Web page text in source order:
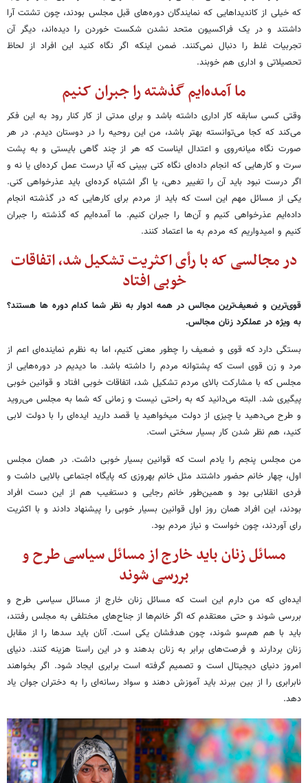
که خیلی از کاندیداهایی که نمایندگان دوره‌های قبل مجلس بودند، چون تشتت آرا
داشتند و در یک فراکسیون متحد نشدن شکست خوردن را دیده‌اند، دیگر آن
تجربیات غلط را دنبال نمی‌کنند. ضمن اینکه اگر نگاه کنید این افراد از لحاظ
تحصیلاتی و اداری هم خوبند.
ما آمده‌ایم گذشته را جبران کنیم
وقتی کسی سابقه کار اداری داشته باشد و برای مدتی از کار کنار رود به این فکر
می‌کند که کجا می‌توانسته بهتر باشد، من این روحیه را در دوستان دیدم. در هر
صورت نگاه میانه‌روی و اعتدال ایناست که هر از چند گاهی بایستی و به پشت
سرت و کارهایی که انجام داده‌ای نگاه کنی ببینی که آیا درست عمل کرده‌ای یا نه و
اگر درست نبود باید آن را تغییر دهی، یا اگر اشتباه کرده‌ای باید عذرخواهی کنی.
یکی از مسائل مهم این است که باید از مردم برای کارهایی که در گذشته انجام
داده‌ایم عذرخواهی کنیم و آن‌ها را جبران کنیم. ما آمده‌ایم که گذشته را جبران
کنیم و امیدواریم که مردم به ما اعتماد کنند.
در مجالسی که با رأی اکثریت تشکیل شد، اتفاقات
خوبی افتاد
قوی‌ترین و ضعیف‌ترین مجالس در همه ادوار به نظر شما کدام دوره ها هستند؟
به ویژه در عملکرد زنان مجالس.
بستگی دارد که قوی و ضعیف را چطور معنی کنیم، اما به نظرم نماینده‌ای اعم از
مرد و زن قوی است که پشتوانه مردم را داشته باشد. ما دیدیم در دوره‌هایی از
مجلس که با مشارکت بالای مردم تشکیل شد، اتفاقات خوبی افتاد و قوانین خوبی
پیگیری شد. البته می‌دانید که به راحتی نیست و زمانی که شما به مجلس می‌روید
و طرح می‌دهید یا چیزی از دولت میخواهید یا قصد دارید ایده‌ای را با دولت لابی
کنید، هم نظر شدن کار بسیار سختی است.
من مجلس پنجم را یادم است که قوانین بسیار خوبی داشت. در همان مجلس
اول، چهار خانم حضور داشتند مثل خانم بهروزی که پایگاه اجتماعی بالایی داشت و
فردی انقلابی بود و همین‌طور خانم رجایی و دستغیب هم از این دست افراد
بودند، این افراد همان روز اول قوانین بسیار خوبی را پیشنهاد دادند و با اکثریت
رای آوردند، چون خواست و نیاز مردم بود.
مسائل زنان باید خارج از مسائل سیاسی طرح و
بررسی شوند
ایده‌ای که من دارم این است که مسائل زنان خارج از مسائل سیاسی طرح و
بررسی شوند و حتی معتقدم که اگر خانم‌ها از جناح‌های مختلفی به مجلس رفتند،
باید با هم هم‌سو شوند، چون هدفشان یکی است. آنان باید سدها را از مقابل
زنان بردارند و فرصت‌های برابر به زنان بدهند و در این راستا هزینه کنند. دنیای
امروز دنیای دیجیتال است و تصمیم گرفته است برابری ایجاد شود. اگر بخواهند
نابرابری را از بین ببرند باید آموزش دهند و سواد رسانه‌ای را به دختران جوان یاد
دهد.